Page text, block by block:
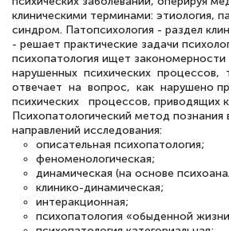
пособий и учебников
прохождения курса,
аттестации, проблем не
каком этапе…
клиническими терминами: этиология,
синдром. Патопсихология - раздел
- решает практические задачи
психопатология ищет закономерности
нарушенных психических процессов,
отвечает на вопрос, как нарушено
психических процессов, приводящих
Психопатологический метод познания
направлений исследования:
описательная психопатология;
феноменологическая;
динамическая (на основе
клинико-динамическая;
интеракционная;
психопатология «обыденной